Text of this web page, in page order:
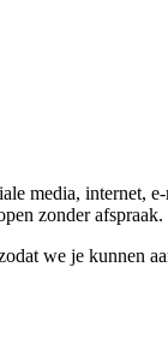
media, internet,
zonder afspraak.
we je kunnen